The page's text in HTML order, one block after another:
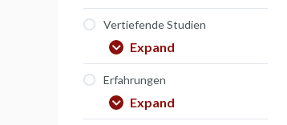
Vertiefende Studien
Expand
Erfahrungen
Expand